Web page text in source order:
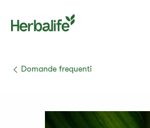
​​Domande frequenti​